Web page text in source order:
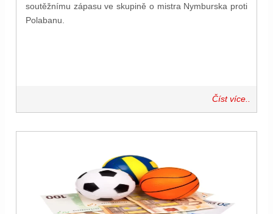
soutěžnímu zápasu ve skupině o mistra Nymburska proti
Polabanu.
Číst více..